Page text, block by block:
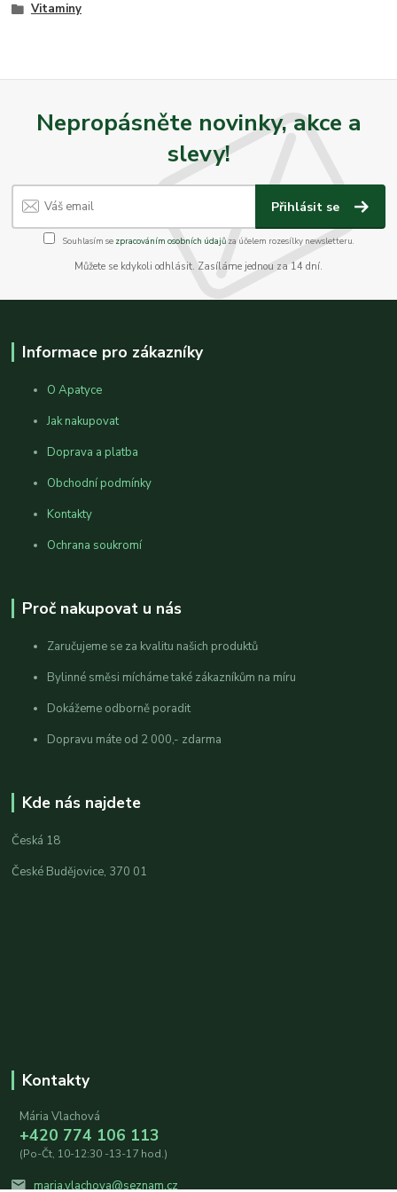
Vitaminy
Nepropásněte novinky, akce a
slevy!
Přihlásit se
Souhlasím se zpracováním osobních údajůza účelem rozesílky newsletteru.
Můžete se kdykoli odhlásit. Zasíláme jednou za 14 dní.
Informace pro zákazníky
O Apatyce
Jak nakupovat
Doprava a platba
Obchodní podmínky
Kontakty
Ochrana soukromí
Proč nakupovat u nás
Zaručujeme se za kvalitu našich produktů
Bylinné směsi mícháme také zákazníkům na míru
Dokážeme odborně poradit
Dopravu máte od 2 000,- zdarma
Kde nás najdete
Česká 18
České Budějovice, 370 01
Kontakty
Mária Vlachová
+420 774 106 113
(Po-Čt, 10-12:30 -13-17 hod.)
maria.vlachova@seznam.cz